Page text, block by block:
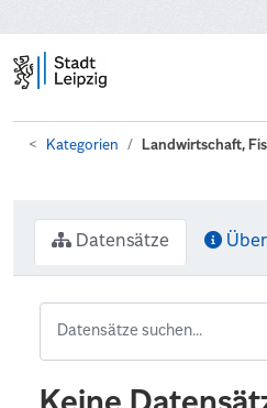
Kategorien Landwirtschaft,
Datensätze